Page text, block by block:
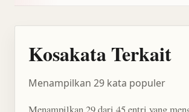
Kosakata Terkait
Menampilkan 29 kata populer